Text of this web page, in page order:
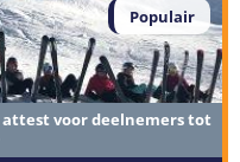
voor deelnemers tot
Populair